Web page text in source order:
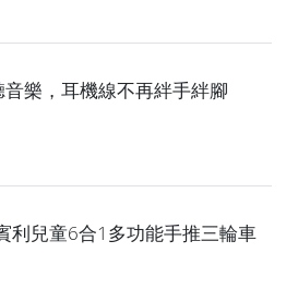
樂，耳機線不再絆手絆腳
利兒童6合1多功能手推三輪車